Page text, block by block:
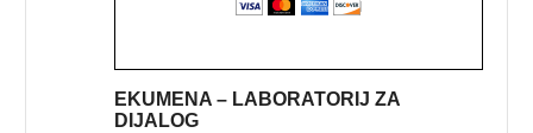
EKUMENA – LABORATORIJ ZA
DIJALOG